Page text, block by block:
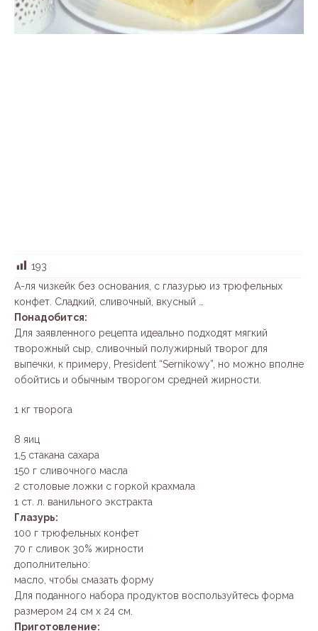
193
А-ля чизкейк без основания, с глазурью из трюфельных
конфет. Сладкий, сливочный, вкусный …
Понадобится:
Для заявленного рецепта идеально подходят мягкий
творожный сыр, сливочный полужирный творог для
выпечки, к примеру, President “Sernikowy”, но можно вполне
обойтись и обычным творогом средней жирности.
1 кг творога
8 яиц
1,5 стакана сахара
150 г сливочного масла
2 столовые ложки с горкой крахмала
1 ст. л. ванильного экстракта
Глазурь:
100 г трюфельных конфет
70 г сливок 30% жирности
дополнительно:
масло, чтобы смазать форму
Для поданного набора продуктов воспользуйтесь форма
размером 24 см x 24 см.
Приготовление: